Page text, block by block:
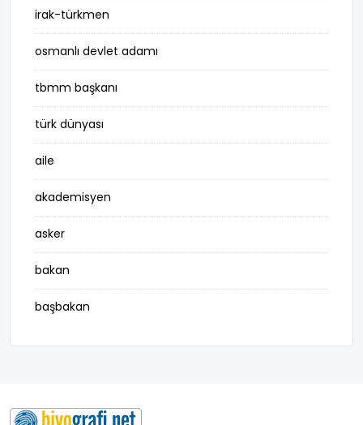
irak-türkmen
osmanlı devlet adamı
tbmm başkanı
türk dünyası
aile
akademisyen
asker
bakan
başbakan
belediye başkanı
buluş